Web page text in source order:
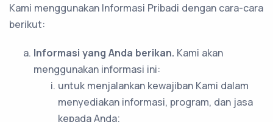
Kami menggunakan Informasi Pribadi dengan cara-cara
berikut:
Informasi yang Anda berikan. Kami akan
menggunakan informasi ini:
untuk menjalankan kewajiban Kami dalam
menyediakan informasi, program, dan jasa
kepada Anda;